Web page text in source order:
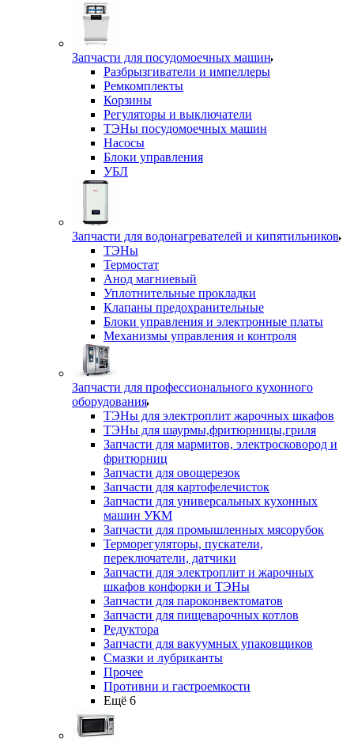
Запчасти для посудомоечных машин
Разбрызгиватели и импеллеры
Ремкомплекты
Корзины
Регуляторы и выключатели
ТЭНы посудомоечных машин
Насосы
Блоки управления
УБЛ
Запчасти для водонагревателей и кипятильников
ТЭНы
Термостат
Анод магниевый
Уплотнительные прокладки
Клапаны предохранительные
Блоки управления и электронные платы
Механизмы управления и контроля
Запчасти для профессионального кухонного
оборудования
ТЭНы для электроплит жарочных шкафов
ТЭНы для шаурмы,фритюрницы,гриля
Запчасти для мармитов, электросковород и
фритюрниц
Запчасти для овощерезок
Запчасти для картофелечисток
Запчасти для универсальных кухонных
машин УКМ
Запчасти для промышленных мясорубок
Терморегуляторы, пускатели,
переключатели, датчики
Запчасти для электроплит и жарочных
шкафов конфорки и ТЭНы
Запчасти для пароконвектоматов
Запчасти для пищеварочных котлов
Редуктора
Запчасти для вакуумных упаковщиков
Смазки и лубриканты
Прочее
Противни и гастроемкости
Ещё 6